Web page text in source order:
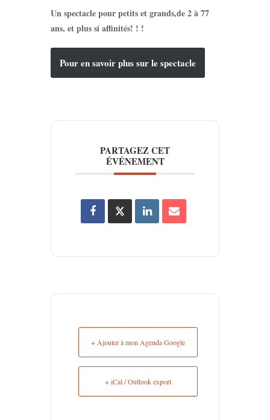
Un spectacle pour petits et grands,de 2 à 77
ans, et plus si affinités! ! !
Pour en savoir plus sur le spectacle
PARTAGEZ CET
ÉVÉNEMENT
+ Ajouter à mon Agenda Google
+ iCal / Outlook export